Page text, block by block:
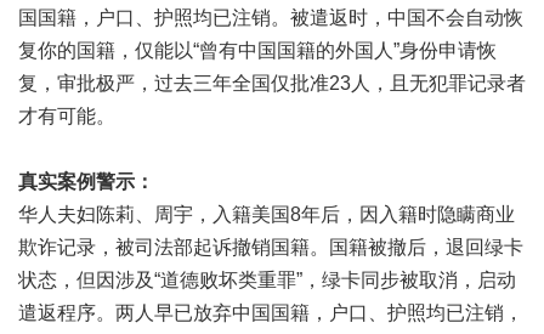
国国籍，户口、护照均已注销。被遣返时，中国不会自动恢
复你的国籍，仅能以“曾有中国国籍的外国人”身份申请恢
复，审批极严，过去三年全国仅批准23人，且无犯罪记录者
才有可能。
真实案例警示：
华人夫妇陈莉、周宇，入籍美国8年后，因入籍时隐瞒商业
欺诈记录，被司法部起诉撤销国籍。国籍被撤后，退回绿卡
状态，但因涉及“道德败坏类重罪”，绿卡同步被取消，启动
遣返程序。两人早已放弃中国国籍，户口、护照均已注销，